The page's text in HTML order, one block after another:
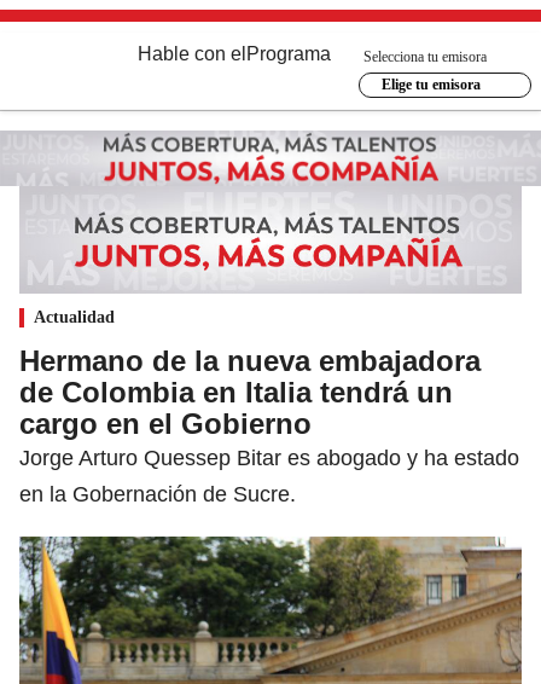
Hable con el Programa
Selecciona tu emisora
Elige tu emisora
Actualidad
Hermano de la nueva embajadora
de Colombia en Italia tendrá un
cargo en el Gobierno
Jorge Arturo Quessep Bitar es abogado y ha estado
en la Gobernación de Sucre.